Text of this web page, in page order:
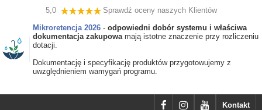
5,0
Sprawdź oceny naszych Klientów
Mikroretencja 2026 - odpowiedni dobór systemu i właściwa
dokumentacja zakupowamają istotne znaczenie przy rozliczeniu
dotacji.
Dokumentację i specyfikację produktów przygotowujemy z
uwzględnieniem wamygań programu.
Kontakt